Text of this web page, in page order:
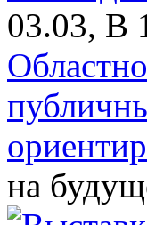
03.03, В
на